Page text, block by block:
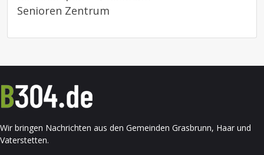
Senioren Zentrum
Wir bringen Nachrichten aus den Gemeinden Grasbrunn, Haar und
Vaterstetten.